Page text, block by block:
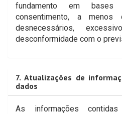
fundamento em
consentimento, a
desnecessários,
desconformidade com o
7. Atualizações de
dados
As informações